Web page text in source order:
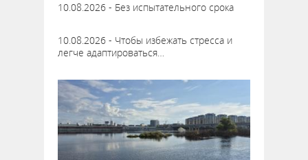
10.08.2026 - Без испытательного срока
10.08.2026 - Чтобы избежать стресса и
легче адаптироваться…